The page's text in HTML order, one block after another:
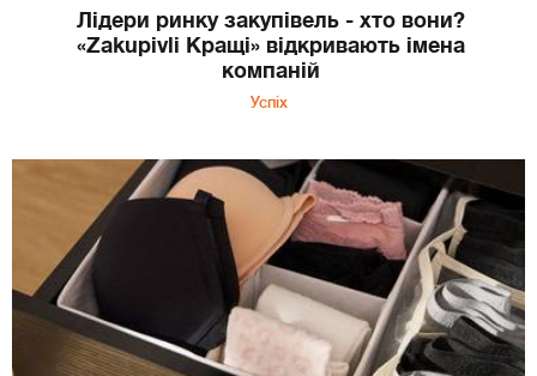
Лідери ринку закупівель - хто вони?
«Zakupivli Кращі» відкривають імена
компаній
Успіх